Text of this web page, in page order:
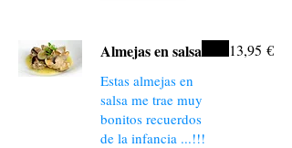
Almejas en salsa
Estas almejas en
salsa me trae muy
bonitos recuerdos
de la infancia ...!!!
13,95 €